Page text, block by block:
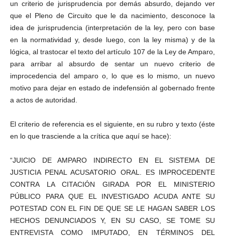
un criterio de jurisprudencia por demás absurdo, dejando ver
que el Pleno de Circuito que le da nacimiento, desconoce la
idea de jurisprudencia (interpretación de la ley, pero con base
en la normatividad y, desde luego, con la ley misma) y de la
lógica, al trastocar el texto del artículo 107 de la Ley de Amparo,
para arribar al absurdo de sentar un nuevo criterio de
improcedencia del amparo o, lo que es lo mismo, un nuevo
motivo para dejar en estado de indefensión al gobernado frente
a actos de autoridad.
El criterio de referencia es el siguiente, en su rubro y texto (éste
en lo que trasciende a la crítica que aquí se hace):
“JUICIO DE AMPARO INDIRECTO EN EL SISTEMA DE
JUSTICIA PENAL ACUSATORIO ORAL. ES IMPROCEDENTE
CONTRA LA CITACIÓN GIRADA POR EL MINISTERIO
PÚBLICO PARA QUE EL INVESTIGADO ACUDA ANTE SU
POTESTAD CON EL FIN DE QUE SE LE HAGAN SABER LOS
HECHOS DENUNCIADOS Y, EN SU CASO, SE TOME SU
ENTREVISTA COMO IMPUTADO, EN TÉRMINOS DEL